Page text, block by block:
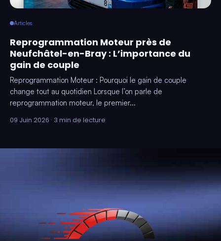
Articles
Reprogrammation Moteur près de
Neufchâtel-en-Bray : L’importance du
gain de couple
Reprogrammation Moteur : Pourquoi le gain de couple
change tout au quotidien Lorsque l’on parle de
reprogrammation moteur, le premier...
09 Juin 2026 · 3 min de lecture